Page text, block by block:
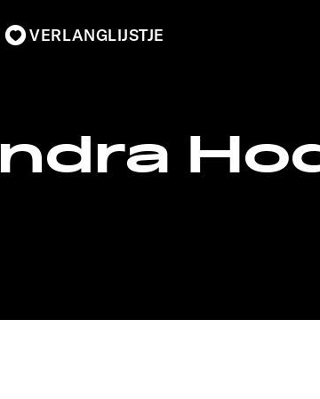
VERLANGLIJSTJE